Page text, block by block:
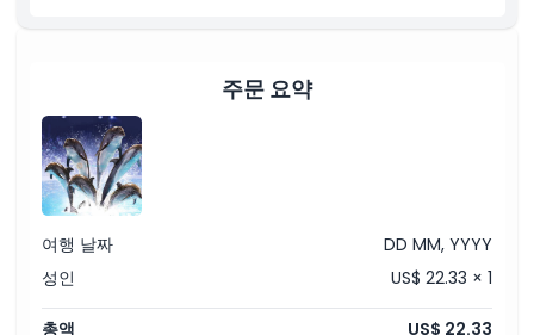
주문 요약
여행 날짜
DD MM, YYYY
성인
US$ 22.33 × 1
총액 US$ 22.33